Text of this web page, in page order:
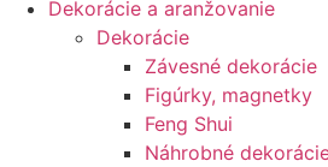
Dekorácie a aranžovanie
Dekorácie
Závesné dekorácie
Figúrky, magnetky
Feng Shui
Náhrobné